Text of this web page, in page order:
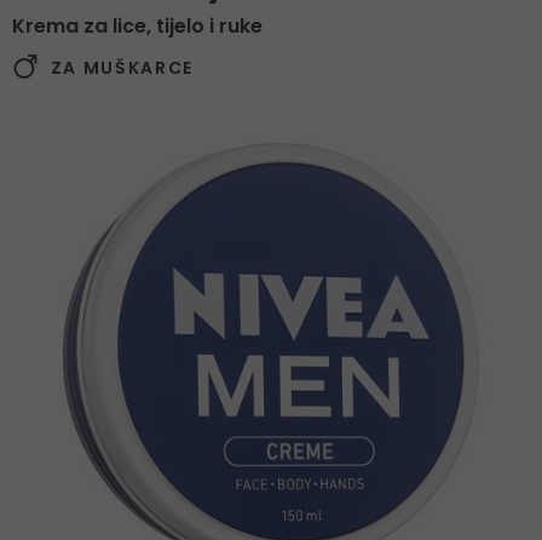
Krema za lice, tijelo i ruke
ZA MUŠKARCE